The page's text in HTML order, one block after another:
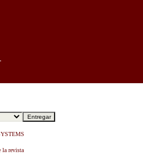
la revista